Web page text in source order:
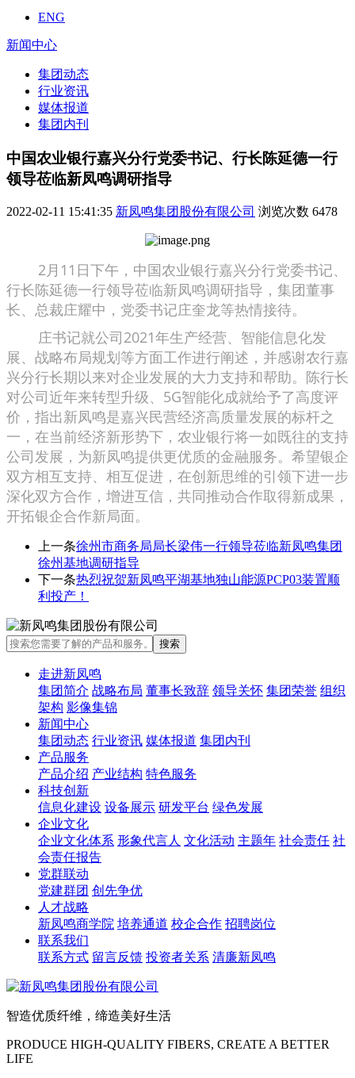
ENG
新闻中心
集团动态
行业资讯
媒体报道
集团内刊
中国农业银行嘉兴分行党委书记、行长陈延德一行
领导莅临新凤鸣调研指导
2022-02-11 15:41:35 新凤鸣集团股份有限公司 浏览次数 6478
2月11日下午，中国农业银行嘉兴分行党委书记、
行长陈延德一行领导莅临新凤鸣调研指导，集团董事
长、总裁庄耀中，党委书记庄奎龙等热情接待。
庄书记就公司2021年生产经营、智能信息化发
展、战略布局规划等方面工作进行阐述，并感谢农行嘉
兴分行长期以来对企业发展的大力支持和帮助。陈行长
对公司近年来转型升级、5G智能化成就给予了高度评
价，指出新凤鸣是嘉兴民营经济高质量发展的标杆之
一，在当前经济新形势下，农业银行将一如既往的支持
公司发展，为新凤鸣提供更优质的金融服务。希望银企
双方相互支持、相互促进，在创新思维的引领下进一步
深化双方合作，增进互信，共同推动合作取得新成果，
开拓银企合作新局面。
上一条徐州市商务局局长梁伟一行领导莅临新凤鸣集团
徐州基地调研指导
下一条热烈祝贺新凤鸣平湖基地独山能源PCP03装置顺
利投产！
走进新凤鸣
集团简介 战略布局 董事长致辞 领导关怀 集团荣誉 组织
架构 影像集锦
新闻中心
集团动态 行业资讯 媒体报道 集团内刊
产品服务
产品介绍 产业结构 特色服务
科技创新
信息化建设 设备展示 研发平台 绿色发展
企业文化
企业文化体系 形象代言人 文化活动 主题年 社会责任 社
会责任报告
党群联动
党建群团 创先争优
人才战略
新凤鸣商学院 培养通道 校企合作 招聘岗位
联系我们
联系方式 留言反馈 投资者关系 清廉新凤鸣
智造优质纤维，缔造美好生活
PRODUCE HIGH-QUALITY FIBERS, CREATE A BETTER
LIFE